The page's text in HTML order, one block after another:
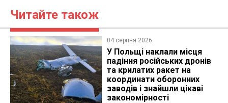
Читайте також
04 серпня 2026
У Польщі наклали місця
падіння російських дронів
та крилатих ракет на
координати оборонних
заводів і знайшли цікаві
закономірності